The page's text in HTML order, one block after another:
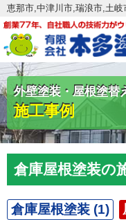
恵那市,中津川市,瑞浪市,土
外壁塗装・屋根塗替
施工事例
倉庫屋根塗装の
倉庫屋根塗装 (1)